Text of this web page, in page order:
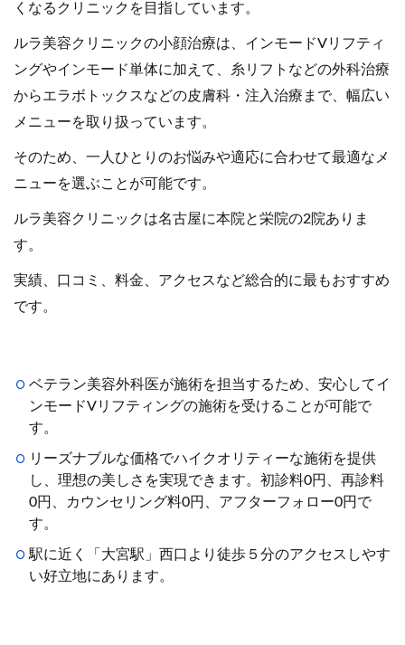
くなるクリニックを目指しています。
ルラ美容クリニックの小顔治療は、インモードVリフティ
ングやインモード単体に加えて、糸リフトなどの外科治療
からエラボトックスなどの皮膚科・注入治療まで、幅広い
メニューを取り扱っています。
そのため、一人ひとりのお悩みや適応に合わせて最適なメ
ニューを選ぶことが可能です。
ルラ美容クリニックは名古屋に本院と栄院の2院ありま
す。
実績、口コミ、料金、アクセスなど総合的に最もおすすめ
です。
ベテラン美容外科医が施術を担当するため、安心してイ
ンモードVリフティングの施術を受けることが可能で
す。
リーズナブルな価格でハイクオリティーな施術を提供
し、理想の美しさを実現できます。初診料0円、再診料
0円、カウンセリング料0円、アフターフォロー0円で
す。
駅に近く「大宮駅」西口より徒歩５分のアクセスしやす
い好立地にあります。